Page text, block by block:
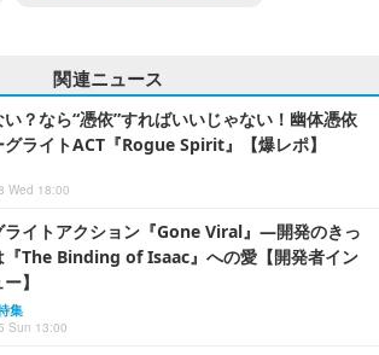
関連ニュース
？なら“憑依”すればいいじゃない！幽体憑依
グライトACT『Rogue Spirit』【爆レポ】
Wed 18:00
ライトアクション『Gone Viral』―開発のきっ
『The Binding of Isaac』への愛【開発者イン
】
集
Sun 13:00